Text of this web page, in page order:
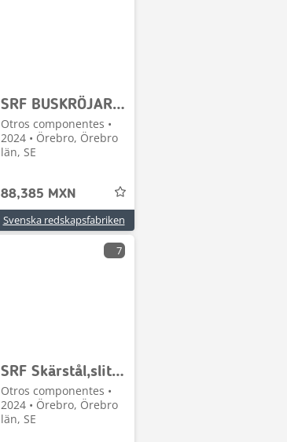
SRF BUSKRÖJARE SLANETRAC
Otros componentes •
2024 • Örebro, Örebro
län, SE
88,385 MXN
Svenska redskapsfabriken
7
SRF Skärstål,slitstål,tänder,shims m.m
Otros componentes •
2024 • Örebro, Örebro
län, SE